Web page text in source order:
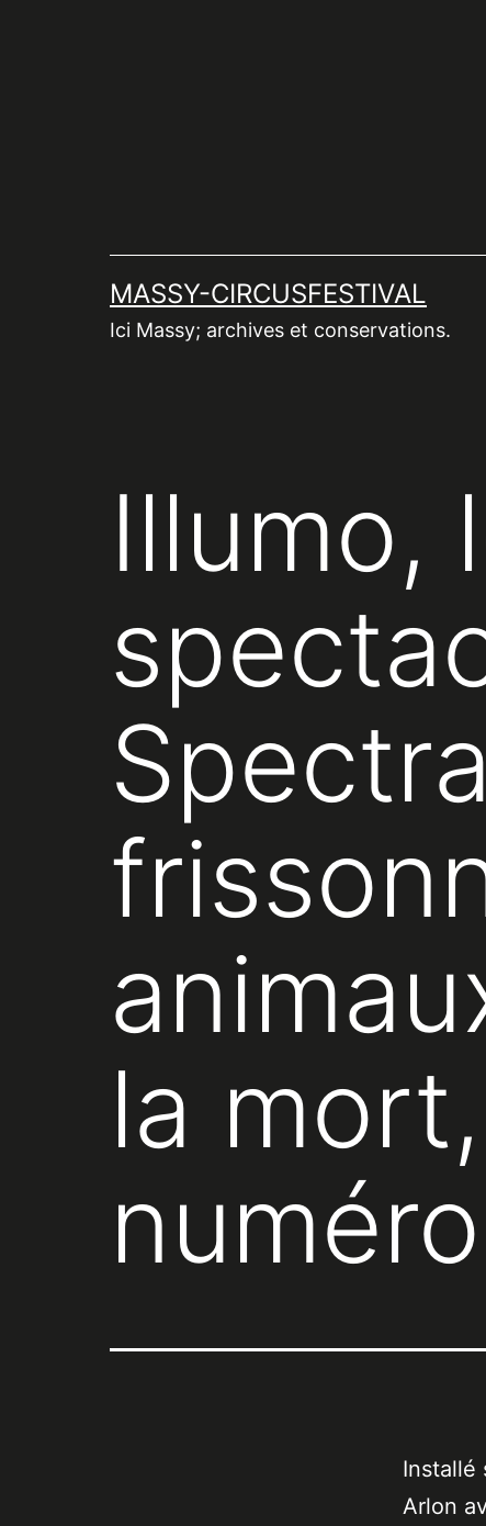
MASSY-CIRCUSFESTIVAL
Ici Massy; archives et conservations.
Illumo,
la
Installé
Arlon